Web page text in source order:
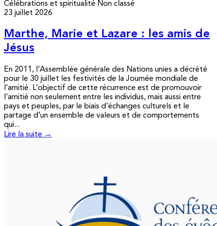
Célébrations et spiritualité Non classé
23 juillet 2026
Marthe, Marie et Lazare : les amis de
Jésus
En 2011, l’Assemblée générale des Nations unies a décrété
pour le 30 juillet les festivités de la Journée mondiale de
l’amitié. L’objectif de cette récurrence est de promouvoir
l’amitié non seulement entre les individus, mais aussi entre
pays et peuples, par le biais d’échanges culturels et le
partage d’un ensemble de valeurs et de comportements
qui...
Lire la suite →